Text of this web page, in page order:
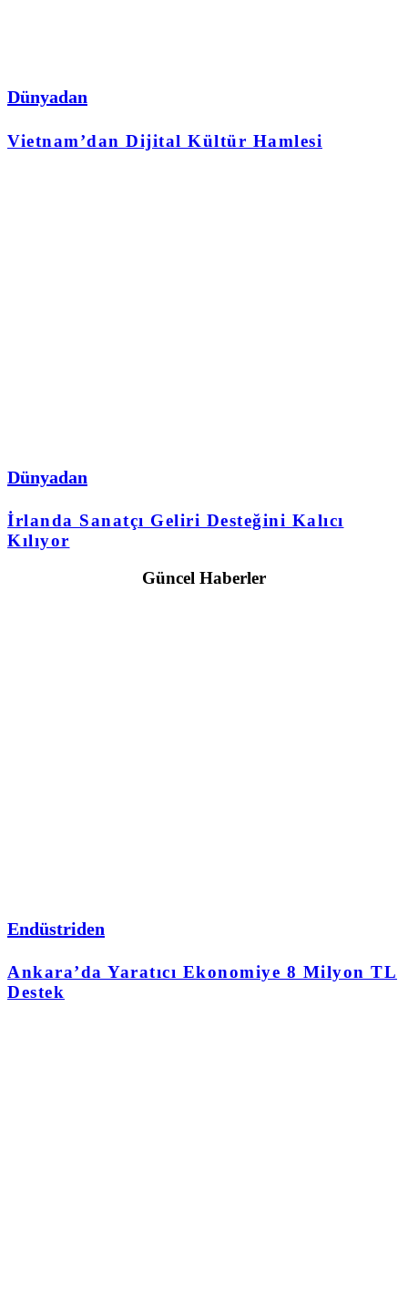
Dünyadan
Vietnam’dan Dijital Kültür Hamlesi
Dünyadan
İrlanda Sanatçı Geliri Desteğini Kalıcı
Kılıyor
Güncel Haberler
Endüstriden
Ankara’da Yaratıcı Ekonomiye 8 Milyon TL
Destek